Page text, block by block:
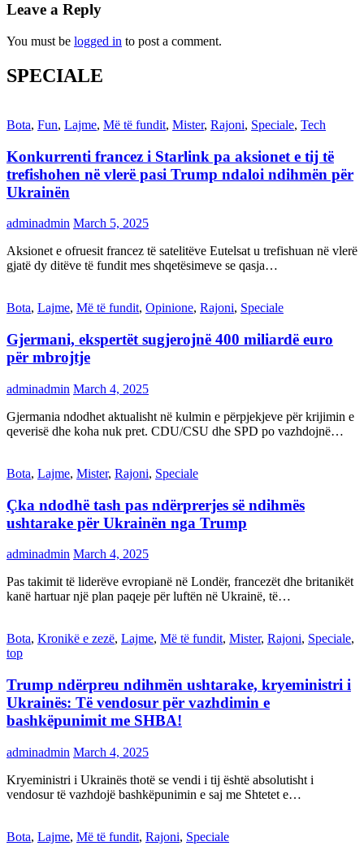
Leave a Reply
You must be logged in to post a comment.
SPECIALE
Bota, Fun, Lajme, Më të fundit, Mister, Rajoni, Speciale, Tech
Konkurrenti francez i Starlink pa aksionet e tij të
trefishohen në vlerë pasi Trump ndaloi ndihmën për
Ukrainën
adminadmin March 5, 2025
Aksionet e ofruesit francez të satelitëve Eutelsat u trefishuan në vlerë
gjatë dy ditëve të fundit mes shqetësimeve se qasja…
Bota, Lajme, Më të fundit, Opinione, Rajoni, Speciale
Gjermani, ekspertët sugjerojnë 400 miliardë euro
për mbrojtje
adminadmin March 4, 2025
Gjermania ndodhet aktualisht në kulmin e përpjekjeve për krijimin e
qeverisë dhe koha nuk pret. CDU/CSU dhe SPD po vazhdojnë…
Bota, Lajme, Mister, Rajoni, Speciale
Çka ndodhë tash pas ndërprerjes së ndihmës
ushtarake për Ukrainën nga Trump
adminadmin March 4, 2025
Pas takimit të liderëve evropianë në Londër, francezët dhe britanikët
kanë hartuar një plan paqeje për luftën në Ukrainë, të…
Bota, Kronikë e zezë, Lajme, Më të fundit, Mister, Rajoni, Speciale,
top
Trump ndërpreu ndihmën ushtarake, kryeministri i
Ukrainës: Të vendosur për vazhdimin e
bashkëpunimit me SHBA!
adminadmin March 4, 2025
Kryeministri i Ukrainës thotë se vendi i tij është absolutisht i
vendosur të vazhdojë bashkëpunimin e saj me Shtetet e…
Bota, Lajme, Më të fundit, Rajoni, Speciale